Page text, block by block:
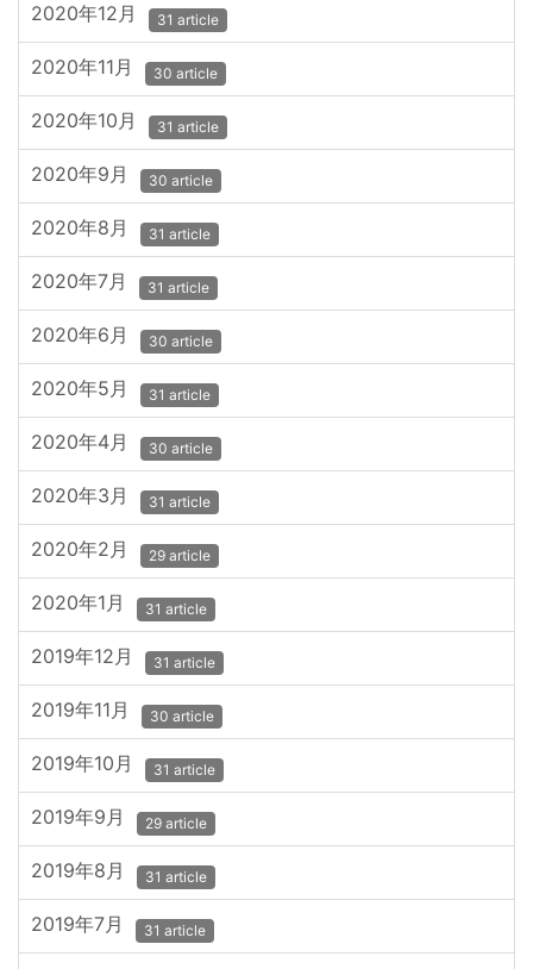
2020年12月 31 article
2020年11月 30 article
2020年10月 31 article
2020年9月 30 article
2020年8月 31 article
2020年7月 31 article
2020年6月 30 article
2020年5月 31 article
2020年4月 30 article
2020年3月 31 article
2020年2月 29 article
2020年1月 31 article
2019年12月 31 article
2019年11月 30 article
2019年10月 31 article
2019年9月 29 article
2019年8月 31 article
2019年7月 31 article